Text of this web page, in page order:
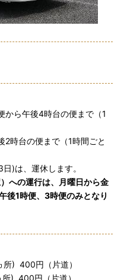
ら午後4時台の便まで（1
時台の便まで（1時間ごと
)は、運休します。
への運行は、月曜日から金
後1時便、3時便のみとなり
) 400円（片道）
) 400円（片道）